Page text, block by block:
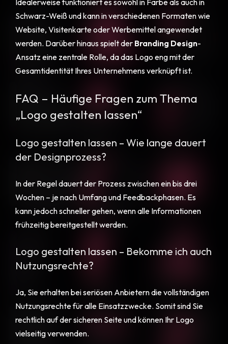
Idealerweise funktioniert es sowohl in Farbe als auch in
Schwarz-Weiß und kann in verschiedenen Formaten wie
Website, Visitenkarte oder Werbemittel angewendet
werden. Darüber hinaus spielt der Branding Design-
Ansatz eine zentrale Rolle, da das Logo eng mit der
Gesamtidentität Ihres Unternehmens verknüpft ist.
FAQ – Häufige Fragen zum Thema
„Logo gestalten lassen“
Logo gestalten lassen – Wie lange dauert
der Designprozess?
In der Regel dauert der Prozess zwischen ein bis drei
Wochen – je nach Umfang und Feedbackphasen. Es
kann jedoch schneller gehen, wenn alle Informationen
frühzeitig bereitgestellt werden.
Logo gestalten lassen – Bekomme ich auch
Nutzungsrechte?
Ja, Sie erhalten bei seriösen Anbietern die vollständigen
Nutzungsrechte für alle Einsatzzwecke. Somit sind Sie
rechtlich auf der sicheren Seite und können Ihr Logo
vielseitig verwenden.